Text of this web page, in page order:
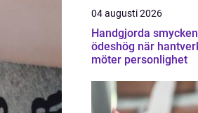
04 augusti 2026
Handgjorda smycken
ödeshög när hantverk
möter personlighet